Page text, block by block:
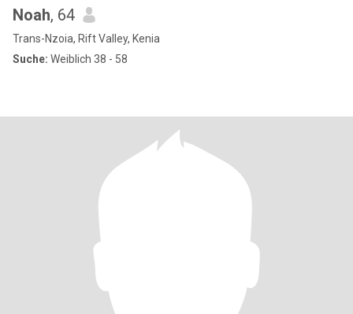
Noah, 64
Trans-Nzoia, Rift Valley, Kenia
Suche: Weiblich 38 - 58